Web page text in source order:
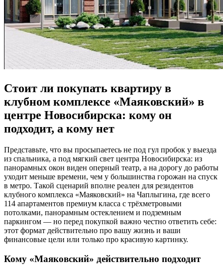
Стоит ли покупать квартиру в
клубном комплексе «Маяковский» в
центре Новосибирска: кому он
подходит, а кому нет
Представьте, что вы просыпаетесь не под гул пробок у выезда
из спальника, а под мягкий свет центра Новосибирска: из
панорамных окон виден оперный театр, а на дорогу до работы
уходит меньше времени, чем у большинства горожан на спуск
в метро. Такой сценарий вполне реален для резидентов
клубного комплекса «Маяковский» на Чаплыгина, где всего
114 апартаментов премиум класса с трёхметровыми
потолками, панорамным остеклением и подземным
паркингом — но перед покупкой важно честно ответить себе:
этот формат действительно про вашу жизнь и ваши
финансовые цели или только про красивую картинку.
Кому «Маяковский» действительно подходит